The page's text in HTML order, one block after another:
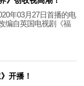
年03月27日首播的电
编自英国电视剧《福
开播！